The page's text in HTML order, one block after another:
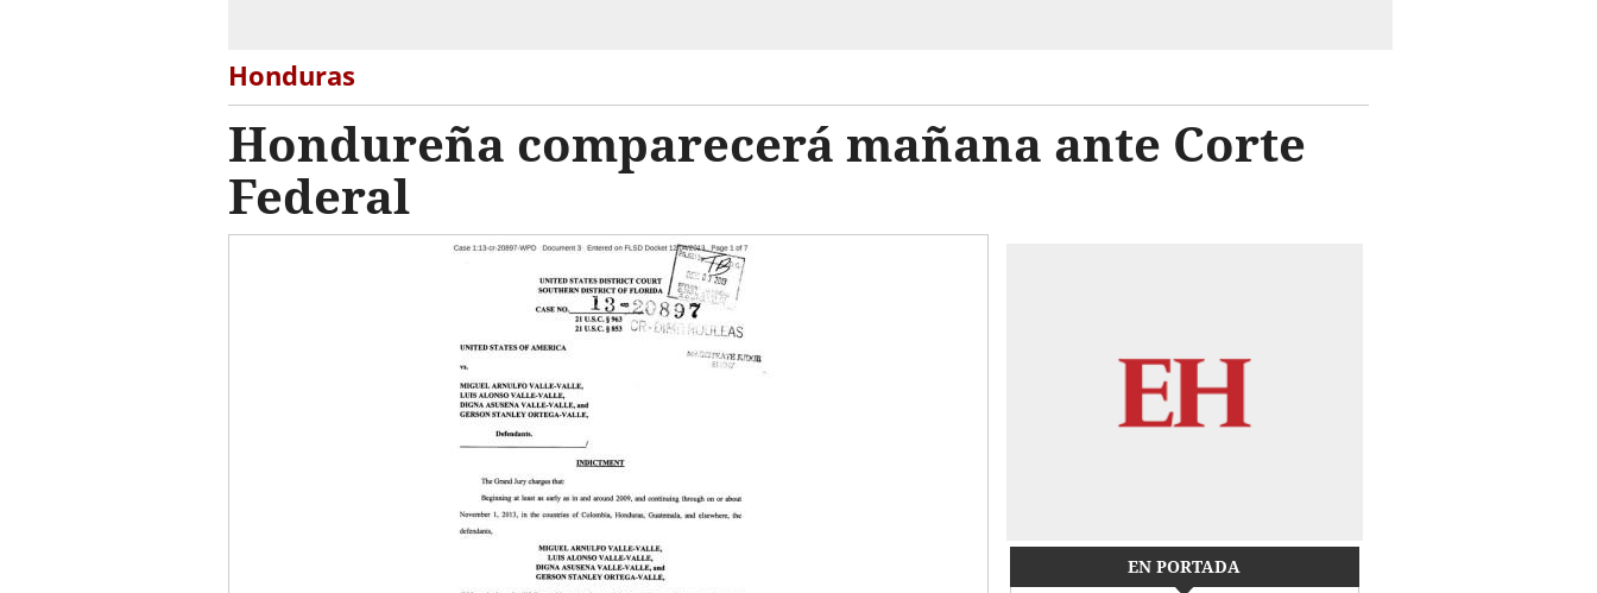
Honduras
Hondureña comparecerá mañana ante Corte
Federal
EN PORTADA